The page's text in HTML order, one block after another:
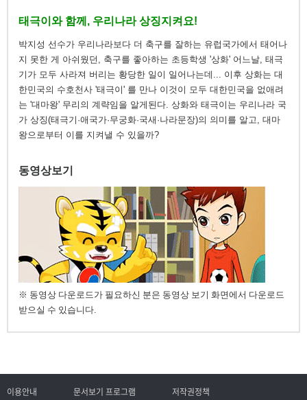
태극이와 함께, 우리나라 상징지켜요!
박지성 선수가 우리나라보다 더 축구를 잘하는 유럽국가에서 태어나
지 못한 게 아쉬웠던, 축구를 좋아하는 초등학생 '상화' 어느날, 태극
기가 모두 사라져 버리는 황당한 일이 일어나는데... 이후 상화는 대
한민국의 수호천사 '태극이' 를 만나 이것이 모두 대한민국을 없애려
는 '대마왕' 무리의 계략임을 알게된다. 상화와 태극이는 우리나라 국
가 상징(태극기·애국가·무궁화·국새·나라문장)의 의미를 알고, 대마
왕으로부터 이를 지켜낼 수 있을까?
동영상보기
※ 동영상 다운로드가 필요하신 분은 동영상 보기 화면에서 다운로드
받으실 수 있습니다.
이용안내 문서보기 프로그램 저작권정책